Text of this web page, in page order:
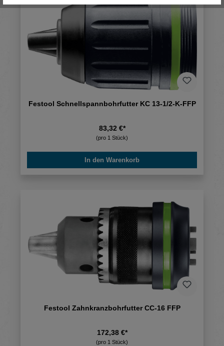
Festool Schnellspannbohrfutter KC 13-1/2-K-FFP
83,32 €*
(pro 1 Stück)
In den Warenkorb
Festool Zahnkranzbohrfutter CC-16 FFP
172,38 €*
(pro 1 Stück)